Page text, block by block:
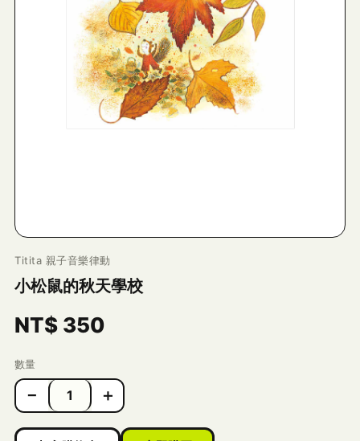
Titita 親子音樂律動
小松鼠的秋天學校
NT$ 350
數量
− ＋